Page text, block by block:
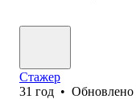
Стажер
31 год • Обновлено